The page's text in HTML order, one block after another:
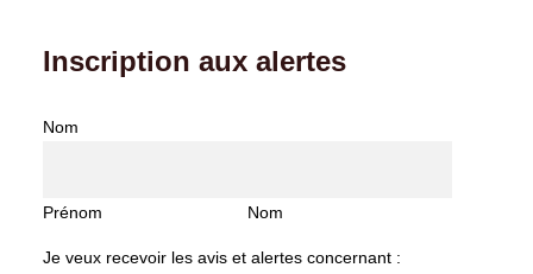
Inscription aux alertes
Nom
Prénom Nom
Je veux recevoir les avis et alertes concernant :